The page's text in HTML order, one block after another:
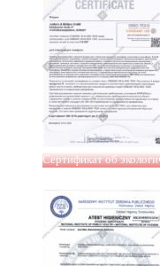
Сертификат об